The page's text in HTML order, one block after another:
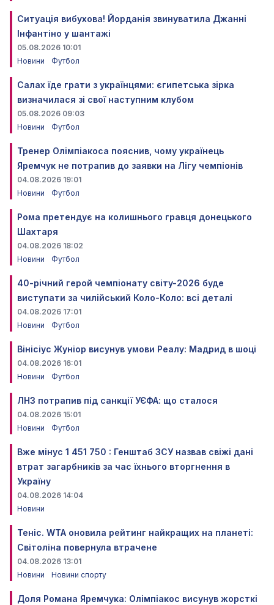
Ситуація вибухова! Йорданія звинуватила Джанні
Інфантіно у шантажі
05.08.2026 10:01
Новини
Футбол
Салах їде грати з українцями: єгипетська зірка
визначилася зі свої наступним клубом
05.08.2026 09:03
Новини
Футбол
Тренер Олімпіакоса пояснив, чому українець
Яремчук не потрапив до заявки на Лігу чемпіонів
04.08.2026 19:01
Новини
Футбол
Рома претендує на колишнього гравця донецького
Шахтаря
04.08.2026 18:02
Новини
Футбол
40-річний герой чемпіонату світу-2026 буде
виступати за чилійський Коло-Коло: всі деталі
04.08.2026 17:01
Новини
Футбол
Вінісіус Жуніор висунув умови Реалу: Мадрид в шоці
04.08.2026 16:01
Новини
Футбол
ЛНЗ потрапив під санкції УЄФА: що сталося
04.08.2026 15:01
Новини
Футбол
Вже мінус 1 451 750 : Генштаб ЗСУ назвав свіжі дані
втрат загарбників за час їхнього вторгнення в
Україну
04.08.2026 14:04
Новини
Теніс. WTA оновила рейтинг найкращих на планеті:
Світоліна повернула втрачене
04.08.2026 13:01
Новини
Новини спорту
Доля Романа Яремчука: Олімпіакос висунув жорсткі